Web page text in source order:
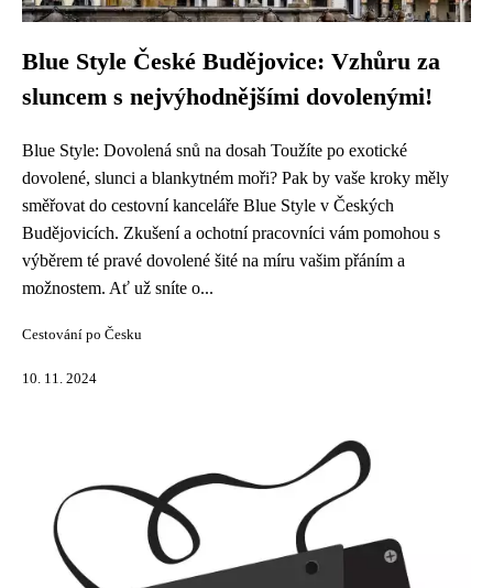
Blue Style České Budějovice: Vzhůru za
sluncem s nejvýhodnějšími dovolenými!
Blue Style: Dovolená snů na dosah Toužíte po exotické
dovolené, slunci a blankytném moři? Pak by vaše kroky měly
směřovat do cestovní kanceláře Blue Style v Českých
Budějovicích. Zkušení a ochotní pracovníci vám pomohou s
výběrem té pravé dovolené šité na míru vašim přáním a
možnostem. Ať už sníte o...
Cestování po Česku
10. 11. 2024